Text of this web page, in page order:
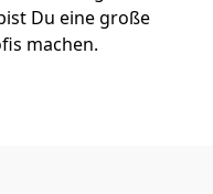
Du eine große
machen.